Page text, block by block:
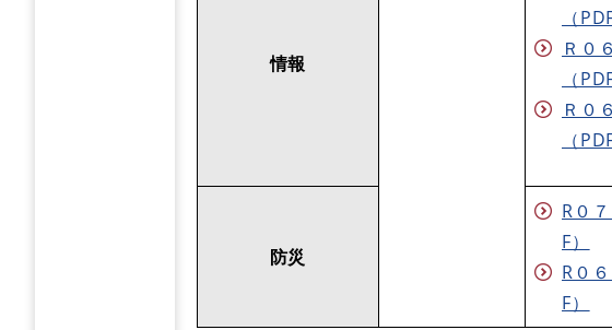
情報
（
Ｒ０
（
Ｒ０
（
防災
R０
F）
​R０
F）